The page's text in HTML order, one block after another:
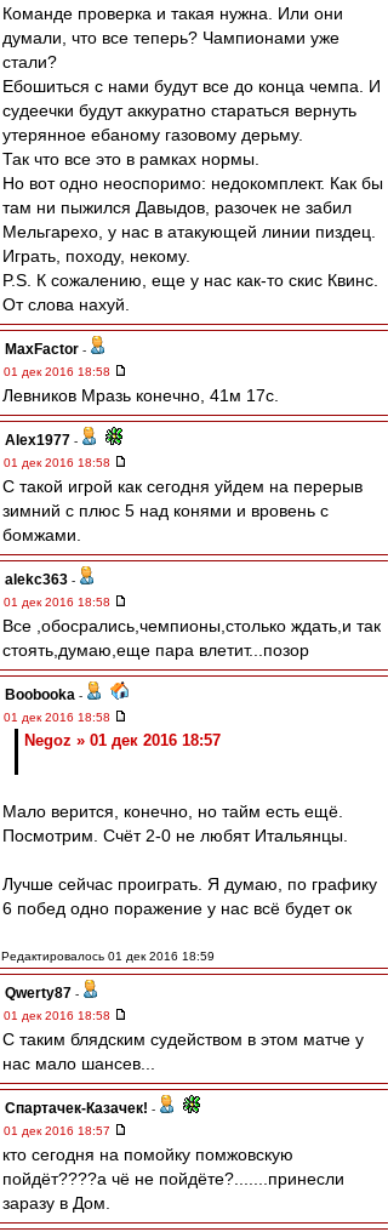
Команде проверка и такая нужна. Или они
думали, что все теперь? Чампионами уже
стали?
Ебошиться с нами будут все до конца чемпа. И
судеечки будут аккуратно стараться вернуть
утерянное ебаному газовому дерьму.
Так что все это в рамках нормы.
Но вот одно неоспоримо: недокомплект. Как бы
там ни пыжился Давыдов, разочек не забил
Мельгарехо, у нас в атакующей линии пиздец.
Играть, походу, некому.
P.S. К сожалению, еще у нас как-то скис Квинс.
От слова нахуй.
MaxFactor -
01 дек 2016 18:58
Левников Мразь конечно, 41м 17с.
Alex1977 -
01 дек 2016 18:58
С такой игрой как сегодня уйдем на перерыв
зимний с плюс 5 над конями и вровень с
бомжами.
alekc363 -
01 дек 2016 18:58
Все ,обосрались,чемпионы,столько ждать,и так
стоять,думаю,еще пара влетит...позор
Boobooka -
01 дек 2016 18:58
Negoz » 01 дек 2016 18:57
Мало верится, конечно, но тайм есть ещё.
Посмотрим. Счёт 2-0 не любят Итальянцы.
Лучше сейчас проиграть. Я думаю, по графику
6 побед одно поражение у нас всё будет ок
Редактировалось 01 дек 2016 18:59
Qwerty87 -
01 дек 2016 18:58
С таким блядским судейством в этом матче у
нас мало шансев...
Спартачек-Казачек! -
01 дек 2016 18:57
кто сегодня на помойку помжовскую
пойдёт????а чё не пойдёте?.......принесли
заразу в Дом.